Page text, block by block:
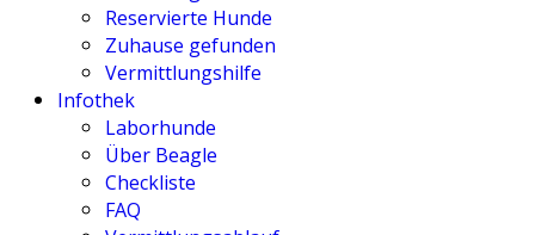
Reservierte Hunde
Zuhause gefunden
Vermittlungshilfe
Infothek
Laborhunde
Über Beagle
Checkliste
FAQ